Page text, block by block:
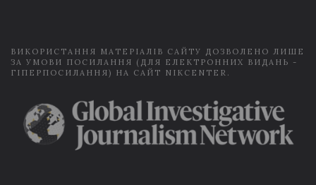
ВИКОРИСТАННЯ МАТЕРІАЛІВ САЙТУ ДОЗВОЛЕНО ЛИШЕ
ЗА УМОВИ ПОСИЛАННЯ (ДЛЯ ЕЛЕКТРОННИХ ВИДАНЬ -
ГІПЕРПОСИЛАННЯ) НА САЙТ NIKCENTER.